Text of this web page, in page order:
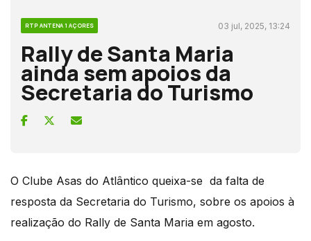
RTP ANTENA 1 AÇORES 03 jul, 2025, 13:24
Rally de Santa Maria
ainda sem apoios da
Secretaria do Turismo
O Clube Asas do Atlântico queixa-se da falta de
resposta da Secretaria do Turismo, sobre os apoios à
realização do Rally de Santa Maria em agosto.